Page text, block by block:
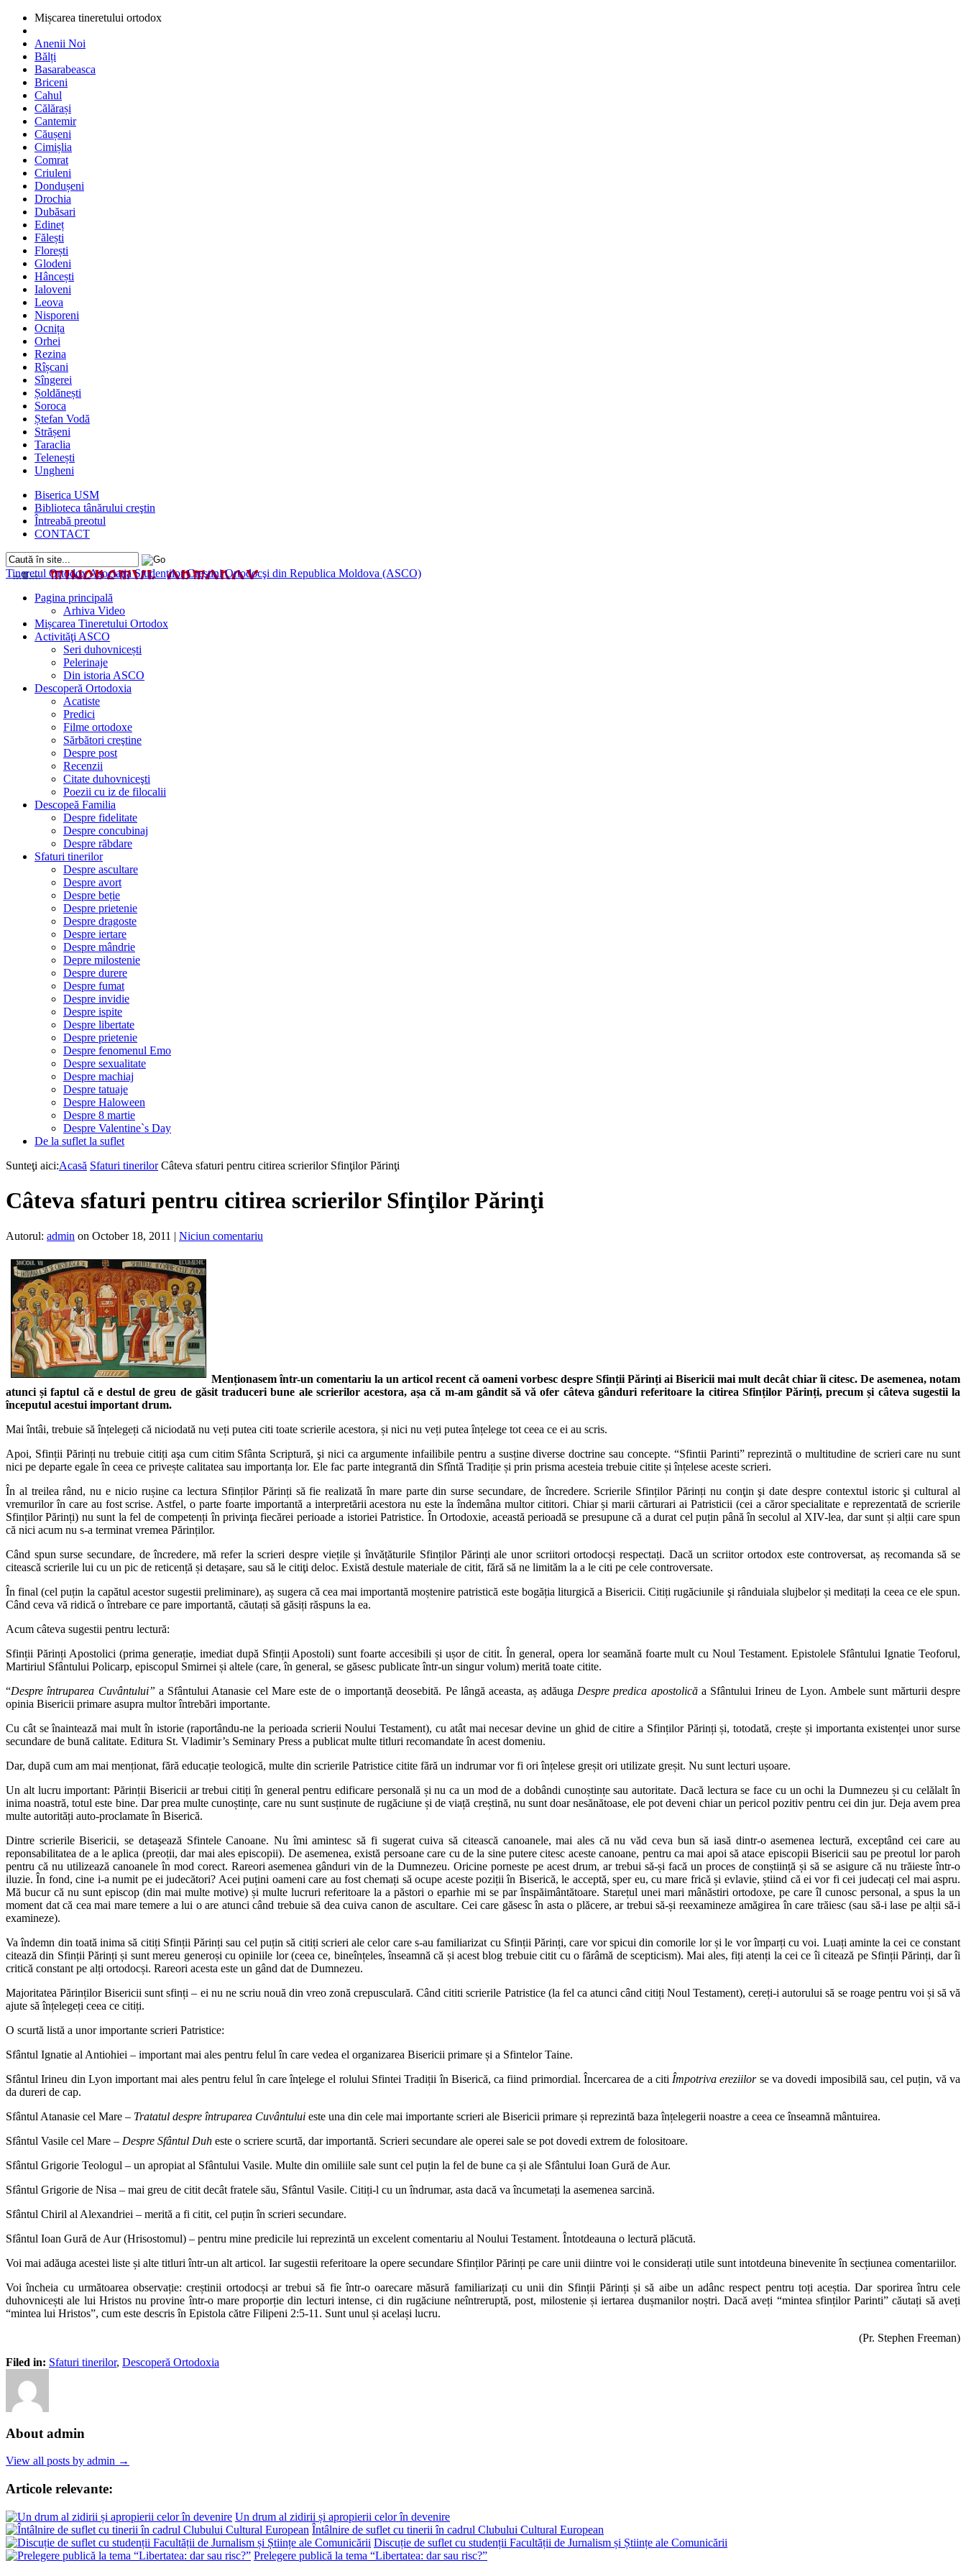
Mișcarea tineretului ortodox
Anenii Noi
Bălți
Basarabeasca
Briceni
Cahul
Călărași
Cantemir
Căușeni
Cimișlia
Comrat
Criuleni
Dondușeni
Drochia
Dubăsari
Edineț
Fălești
Florești
Glodeni
Hâncești
Ialoveni
Leova
Nisporeni
Ocnița
Orhei
Rezina
Rîșcani
Sîngerei
Șoldănești
Soroca
Ștefan Vodă
Strășeni
Taraclia
Telenești
Ungheni
Biserica USM
Biblioteca tânărului creştin
Întreabă preotul
CONTACT
Tineretul OrtodoxAsociaţia Studenţilor Creştini Ortodocşi din Republica Moldova (ASCO)
Pagina principală
Arhiva Video
Mișcarea Tineretului Ortodox
Activităţi ASCO
Seri duhovnicești
Pelerinaje
Din istoria ASCO
Descoperă Ortodoxia
Acatiste
Predici
Filme ortodoxe
Sărbători creştine
Despre post
Recenzii
Citate duhovniceşti
Poezii cu iz de filocalii
Descopeă Familia
Despre fidelitate
Despre concubinaj
Despre răbdare
Sfaturi tinerilor
Despre ascultare
Despre avort
Despre beție
Despre prietenie
Despre dragoste
Despre iertare
Despre mândrie
Depre milostenie
Despre durere
Despre fumat
Despre invidie
Despre ispite
Despre libertate
Despre prietenie
Despre fenomenul Emo
Despre sexualitate
Despre machiaj
Despre tatuaje
Despre Haloween
Despre 8 martie
Despre Valentine`s Day
De la suflet la suflet
Sunteţi aici:Acasă Sfaturi tinerilor Câteva sfaturi pentru citirea scrierilor Sfinţilor Părinţi
Câteva sfaturi pentru citirea scrierilor Sfinţilor Părinţi
Autorul: admin on October 18, 2011 | Niciun comentariu
Menționasem într-un comentariu la un articol recent că oameni vorbesc despre Sfinții Părinți ai Bisericii mai mult decât chiar îi citesc. De asemenea, notam
atunci și faptul că e destul de greu de găsit traduceri bune ale scrierilor acestora, așa că m-am gândit să vă ofer câteva gânduri referitoare la citirea Sfinților Părinți, precum și câteva sugestii la
începutul acestui important drum.
Mai întâi, trebuie să înțelegeți că niciodată nu veți putea citi toate scrierile acestora, și nici nu veți putea înțelege tot ceea ce ei au scris.
Apoi, Sfinții Părinți nu trebuie citiți aşa cum citim Sfânta Scriptură, şi nici ca argumente infailibile pentru a susține diverse doctrine sau concepte. “Sfintii Parinti” reprezintă o multitudine de scrieri care nu sunt
nici pe departe egale în ceea ce privește calitatea sau importanța lor. Ele fac parte integrantă din Sfîntă Tradiție și prin prisma acesteia trebuie citite și înțelese aceste scrieri.
În al treilea rând, nu e nicio rușine ca lectura Sfinților Părinți să fie realizată în mare parte din surse secundare, de încredere. Scrierile Sfinților Părinți nu conţin şi date despre contextul istoric şi cultural al
vremurilor în care au fost scrise. Astfel, o parte foarte importantă a interpretării acestora nu este la îndemâna multor cititori. Chiar și marii cărturari ai Patristicii (cei a căror specialitate e reprezentată de scrierile
Sfinților Părinți) nu sunt la fel de competenți în privinţa fiecărei perioade a istoriei Patristice. În Ortodoxie, această perioadă se presupune că a durat cel puțin până în secolul al XIV-lea, dar sunt și alții care spun
că nici acum nu s-a terminat vremea Părinților.
Când spun surse secundare, de încredere, mă refer la scrieri despre viețile și învățăturile Sfinților Părinți ale unor scriitori ortodocși respectați. Dacă un scriitor ortodox este controversat, aș recomanda să se
citească scrierile lui cu un pic de reticență și detașare, sau să le citiţi deloc. Există destule materiale de citit, fără să ne limităm la a le citi pe cele controversate.
În final (cel puțin la capătul acestor sugestii preliminare), aș sugera că cea mai importantă moștenire patristică este bogăția liturgică a Bisericii. Citiți rugăciunile şi rânduiala slujbelor și meditați la ceea ce ele spun.
Când ceva vă ridică o întrebare ce pare importantă, căutați să găsiți răspuns la ea.
Acum câteva sugestii pentru lectură:
Sfinții Părinți Apostolici (prima generație, imediat după Sfinții Apostoli) sunt foarte accesibili și ușor de citit. În general, opera lor seamănă foarte mult cu Noul Testament. Epistolele Sfântului Ignatie Teoforul,
Martiriul Sfântului Policarp, episcopul Smirnei și altele (care, în general, se găsesc publicate într-un singur volum) merită toate citite.
“Despre întruparea Cuvântului” a Sfântului Atanasie cel Mare este de o importanță deosebită. Pe lângă aceasta, aș adăuga Despre predica apostolicăa Sfântului Irineu de Lyon. Ambele sunt mărturii despre
opinia Bisericii primare asupra multor întrebări importante.
Cu cât se înaintează mai mult în istorie (raportându-ne la perioada scrierii Noului Testament), cu atât mai necesar devine un ghid de citire a Sfinților Părinți și, totodată, crește și importanta existenței unor surse
secundare de bună calitate. Editura St. Vladimir’s Seminary Press a publicat multe titluri recomandate în acest domeniu.
Dar, după cum am mai menționat, fără educație teologică, multe din scrierile Patristice citite fără un indrumar vor fi ori înțelese greșit ori utilizate greșit. Nu sunt lecturi ușoare.
Un alt lucru important: Părinții Bisericii ar trebui citiți în general pentru edificare personală și nu ca un mod de a dobândi cunoștințe sau autoritate. Dacă lectura se face cu un ochi la Dumnezeu și cu celălalt în
inima noastră, totul este bine. Dar prea multe cunoștințe, care nu sunt susținute de rugăciune și de viață creștină, nu sunt doar nesănătoase, ele pot deveni chiar un pericol pozitiv pentru cei din jur. Deja avem prea
multe autorități auto-proclamate în Biserică.
Dintre scrierile Bisericii, se detaşează Sfintele Canoane. Nu îmi amintesc să fi sugerat cuiva să citească canoanele, mai ales că nu văd ceva bun să iasă dintr-o asemenea lectură, exceptând cei care au
reponsabilitatea de a le aplica (preoții, dar mai ales episcopii). De asemenea, există persoane care cu de la sine putere citesc aceste canoane, pentru ca mai apoi să atace episcopii Bisericii sau pe preotul lor paroh
pentru că nu utilizează canoanele în mod corect. Rareori asemenea gânduri vin de la Dumnezeu. Oricine porneste pe acest drum, ar trebui să-și facă un proces de conștiință și să se asigure că nu trăieste într-o
iluzie. În fond, cine i-a numit pe ei judecători? Acei puțini oameni care au fost chemați să ocupe aceste poziții în Biserică, le acceptă, sper eu, cu mare frică și evlavie, știind că ei vor fi cei judecați cel mai aspru.
Mă bucur că nu sunt episcop (din mai multe motive) și multe lucruri referitoare la a păstori o eparhie mi se par înspăimântătoare. Starețul unei mari mânăstiri ortodoxe, pe care îl cunosc personal, a spus la un
moment dat că cea mai mare temere a lui o are atunci când trebuie să dea cuiva canon de ascultare. Cei care găsesc în asta o plăcere, ar trebui să-și reexamineze amăgirea în care trăiesc (sau să-i lase pe alții să-i
examineze).
Va îndemn din toată inima să citiți Sfinții Părinți sau cel puțin să citiți scrieri ale celor care s-au familiarizat cu Sfinții Părinți, care vor spicui din comorile lor și le vor împarți cu voi. Luați aminte la cei ce constant
citează din Sfinții Părinți și sunt mereu generoși cu opiniile lor (ceea ce, bineînțeles, înseamnă că și acest blog trebuie citit cu o fărâmă de scepticism). Mai ales, fiți atenți la cei ce îi citează pe Sfinții Părinți, dar îi
critică constant pe alți ortodocși. Rareori acesta este un gând dat de Dumnezeu.
Majoritatea Părinților Bisericii sunt sfinți – ei nu ne scriu nouă din vreo zonă crepusculară. Când cititi scrierile Patristice (la fel ca atunci când citiți Noul Testament), cereți-i autorului să se roage pentru voi și să vă
ajute să înțelegeți ceea ce citiți.
O scurtă listă a unor importante scrieri Patristice:
Sfântul Ignatie al Antiohiei – important mai ales pentru felul în care vedea el organizarea Bisericii primare și a Sfintelor Taine.
Sfântul Irineu din Lyon important mai ales pentru felul în care înţelege el rolului Sfintei Tradiții în Biserică, ca fiind primordial. Încercarea de a citi Împotriva ereziilorse va dovedi imposibilă sau, cel puțin, vă va
da dureri de cap.
Sfântul Atanasie cel Mare – Tratatul despre întruparea Cuvântului este una din cele mai importante scrieri ale Bisericii primare și reprezintă baza înțelegerii noastre a ceea ce înseamnă mântuirea.
Sfântul Vasile cel Mare – Despre Sfântul Duh este o scriere scurtă, dar importantă. Scrieri secundare ale operei sale se pot dovedi extrem de folositoare.
Sfântul Grigorie Teologul – un apropiat al Sfântului Vasile. Multe din omiliile sale sunt cel puțin la fel de bune ca și ale Sfântului Ioan Gură de Aur.
Sfântul Grigorie de Nisa – mai greu de citit decât fratele său, Sfântul Vasile. Citiți-l cu un îndrumar, asta dacă va încumetați la asemenea sarcină.
Sfântul Chiril al Alexandriei – merită a fi citit, cel puțin în scrieri secundare.
Sfântul Ioan Gură de Aur (Hrisostomul) – pentru mine predicile lui reprezintă un excelent comentariu al Noului Testament. Întotdeauna o lectură plăcută.
Voi mai adăuga acestei liste și alte titluri într-un alt articol. Iar sugestii referitoare la opere secundare Sfinților Părinți pe care unii diintre voi le considerați utile sunt intotdeuna binevenite în secțiunea comentariilor.
Voi încheia cu următoarea observație: creștinii ortodocși ar trebui să fie într-o oarecare măsură familiarizați cu unii din Sfinții Părinți și să aibe un adânc respect pentru toți aceștia. Dar sporirea întru cele
duhovnicești ale lui Hristos nu provine într-o mare proporție din lecturi intense, ci din rugăciune neîntreruptă, post, milostenie și iertarea dușmanilor noștri. Dacă aveți “mintea sfinților Parinti” căutați să aveți
“mintea lui Hristos”, cum este descris în Epistola către Filipeni 2:5-11. Sunt unul și același lucru.
(Pr. Stephen Freeman)
Filed in: Sfaturi tinerilor, Descoperă Ortodoxia
About admin
View all posts by admin →
Articole relevante:
Un drum al zidirii și apropierii celor în devenire
Întâlnire de suflet cu tinerii în cadrul Clubului Cultural European
Discuție de suflet cu studenții Facultății de Jurnalism și Științe ale Comunicării
Prelegere publică la tema “Libertatea: dar sau risc?”